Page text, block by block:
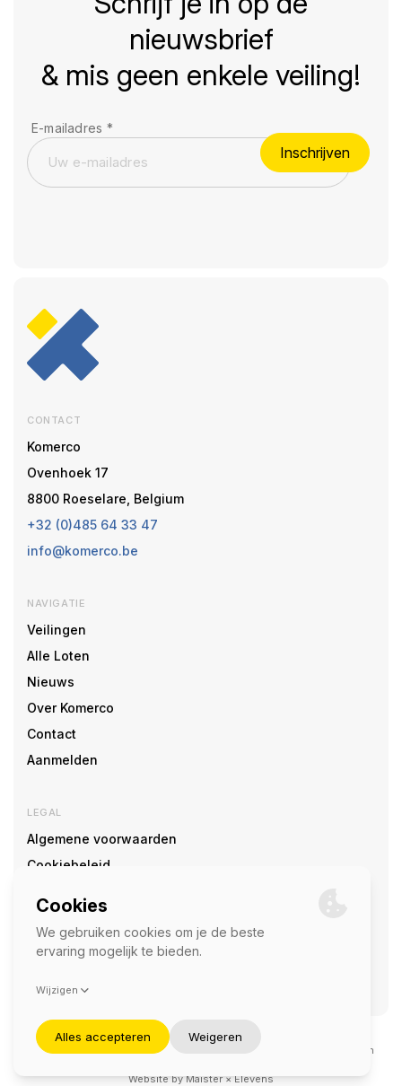
nieuwsbrief
& mis geen enkele veiling!
E-mailadres *
Inschrijven
CONTACT
Komerco
Ovenhoek 17
8800 Roeselare, Belgium
+32 (0)485 64 33 47
info@komerco.be
NAVIGATIE
Veilingen
Alle Loten
Nieuws
Over Komerco
Contact
Aanmelden
LEGAL
Algemene voorwaarden
Cookiebeleid
SOCIAL
©2026 — Komerco
Deze site wordt beschermd door reCAPTCHA en het
en
Website byMaister×Elevens